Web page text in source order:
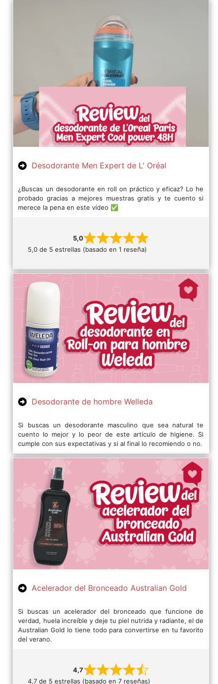
Desodorante Men Expert de L' Oréal
¿Buscas un desodorante en roll on práctico y eficaz? Lo he
probado gracias a mejores muestras gratis y te cuento si
merece la pena en este vídeo ✅
5,0
5,0 de 5 estrellas (basado en 1 reseña)
Desodorante de hombre Welleda
Si buscas un desodorante masculino que sea natural te
cuento lo mejor y lo peor de este artículo de higiene. Si
cumple con sus expectativas y si al final lo recomiendo o no.
Acelerador del Bronceado Australian Gold
Si buscas un acelerador del bronceado que funcione de
verdad, huela increíble y deje tu piel nutrida y radiante, el de
Australian Gold lo tiene todo para convertirse en tu favorito
del verano.
4,7
4,7 de 5 estrellas (basado en 7 reseñas)